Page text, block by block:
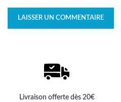
Livraison offerte dès 20€